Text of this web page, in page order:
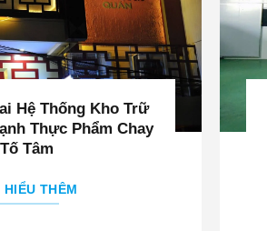
Hệ Thống Kho Trữ
Thực Phẩm Chay
Tố Tâm
HIỂU THÊM